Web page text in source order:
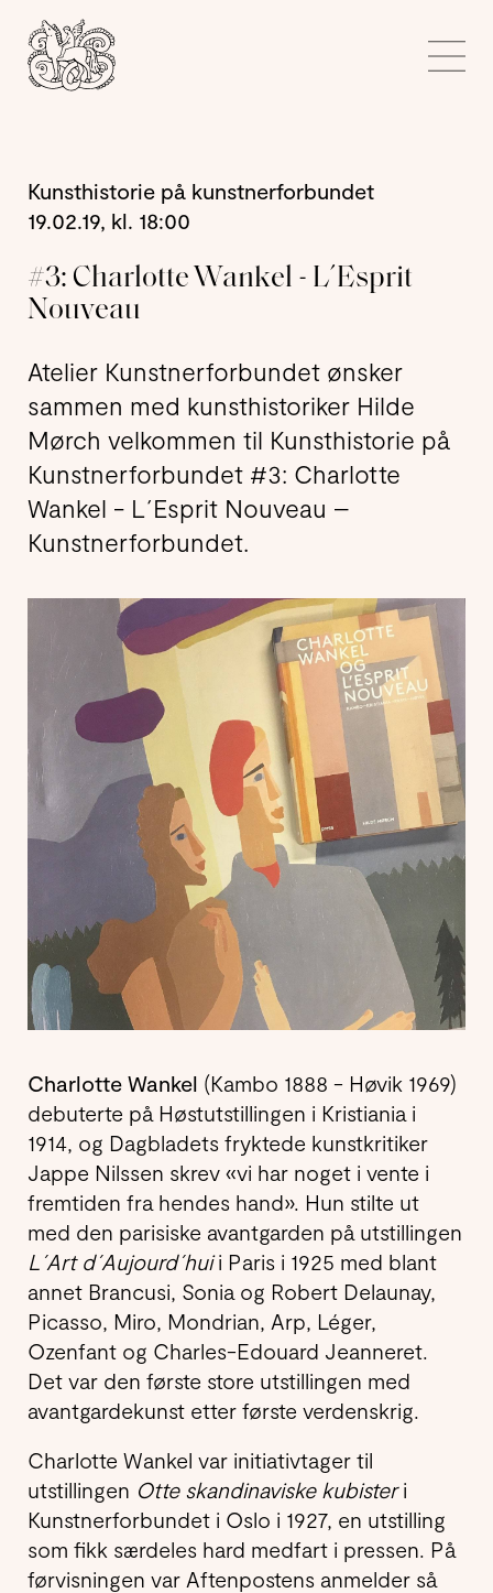
Kunstnerforbundet
Kunsthistorie på kunstnerforbundet
19.02.19, kl. 18:00
#3: Charlotte Wankel - L´Esprit
Nouveau
Atelier Kunstnerforbundet ønsker
sammen med kunsthistoriker Hilde
Mørch velkommen til Kunsthistorie på
Kunstnerforbundet #3: Charlotte
Wankel - L´Esprit Nouveau –
Kunstnerforbundet.
Charlotte Wankel (Kambo 1888 - Høvik 1969)
debuterte på Høstutstillingen i Kristiania i
1914, og Dagbladets fryktede kunstkritiker
Jappe Nilssen skrev «vi har noget i vente i
fremtiden fra hendes hand». Hun stilte ut
med den parisiske avantgarden på utstillingen
L´Art d´Aujourd´huii Paris i 1925 med blant
annet Brancusi, Sonia og Robert Delaunay,
Picasso, Miro, Mondrian, Arp, Léger,
Ozenfant og Charles-Edouard Jeanneret.
Det var den første store utstillingen med
avantgardekunst etter første verdenskrig.
Charlotte Wankel var initiativtager til
utstillingen Otte skandinaviske kubisteri
Kunstnerforbundet i Oslo i 1927, en utstilling
som fikk særdeles hard medfart i pressen. På
førvisningen var Aftenpostens anmelder så